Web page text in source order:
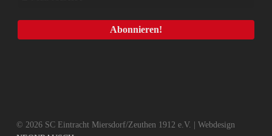
© 2026 SC Eintracht Miersdorf/Zeuthen 1912 e.V. | Webdesign